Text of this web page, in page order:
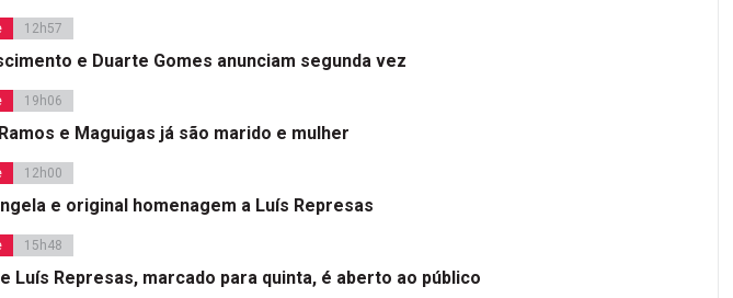
12h57
e Duarte Gomes anunciam segunda vez
19h06
e Maguigas já são marido e mulher
12h00
e original homenagem a Luís Represas
15h48
Luís Represas, marcado para quinta, é aberto ao público